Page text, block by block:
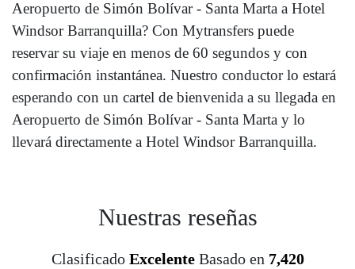
Aeropuerto de Simón Bolívar - Santa Marta a Hotel
Windsor Barranquilla? Con Mytransfers puede
reservar su viaje en menos de 60 segundos y con
confirmación instantánea. Nuestro conductor lo estará
esperando con un cartel de bienvenida a su llegada en
Aeropuerto de Simón Bolívar - Santa Marta y lo
llevará directamente a Hotel Windsor Barranquilla.
Nuestras reseñas
Clasificado Excelente Basado en 7,420